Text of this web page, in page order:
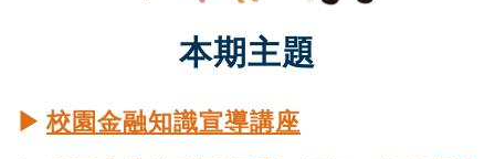
本期主題
▶ 校園金融知識宣導講座